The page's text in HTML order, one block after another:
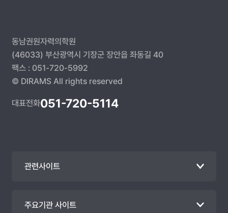
동남권원자력의학원
(46033) 부산광역시 기장군 장안읍 좌동길 40
팩스 : 051-720-5992
© DIRAMS All rights reserved
대표전화051-720-5114
관련사이트
주요기관 사이트